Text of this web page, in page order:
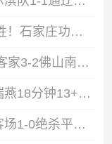
2026年08月08日 结束5轮不胜！石家庄功夫2-1十人陕西联合 维尼修斯制胜曹康直红
2026年08月08日 中甲- 梅州客家3-2佛山南狮 维尼梅开二度
2026年08月08日 热身赛-胡瑞燕18分钟13+6 中国U18女篮38分大胜蒙古女篮
2026年08月08日 闽超-漳州客场1-0绝杀平潭终结6连败 黄鸿替补登场97分钟破门